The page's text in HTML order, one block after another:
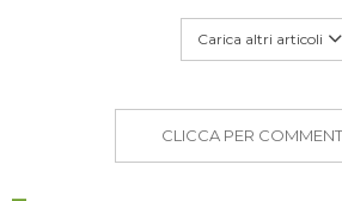
Carica altri articoli
CLICCA PER